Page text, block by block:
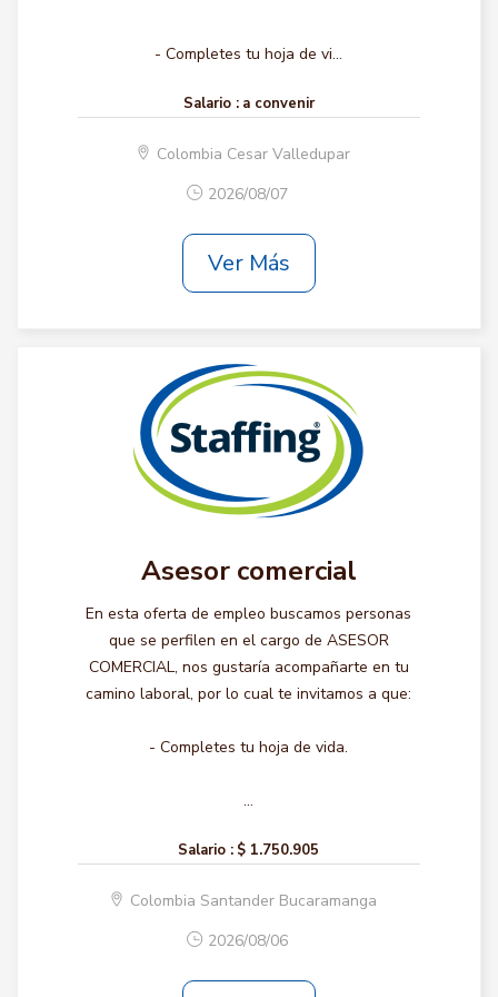
- Completes tu hoja de vi...
Salario : a convenir
Colombia Cesar Valledupar
2026/08/07
Ver Más
Asesor comercial
En esta oferta de empleo buscamos personas
que se perfilen en el cargo de ASESOR
COMERCIAL, nos gustaría acompañarte en tu
camino laboral, por lo cual te invitamos a que:
- Completes tu hoja de vida.
...
Salario : $ 1.750.905
Colombia Santander Bucaramanga
2026/08/06